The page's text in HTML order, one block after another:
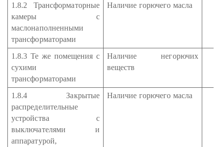
1.8.2 Трансформаторные
камеры с
маслонаполненными
трансформаторами
Наличие горючего масла
1.8.3 Те же помещения с
сухими
трансформаторами
Наличие негорючих
веществ
1.8.4 Закрытые
распределительные
устройства с
выключателями и
аппаратурой,
Наличие горючего масла